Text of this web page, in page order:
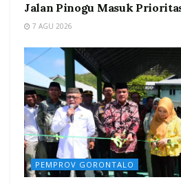
Jalan Pinogu Masuk
7 AGU 2026
PEMPROV GORONTALO